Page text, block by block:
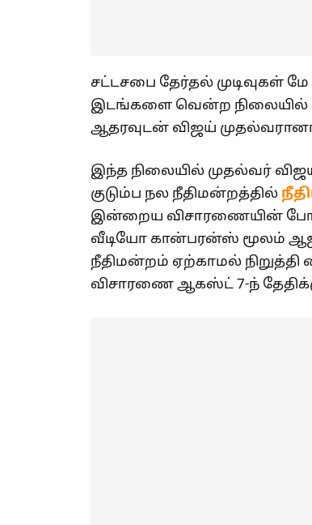
சட்டசபை தேர்தல் முடிவுகள்
இடங்களை வென்ற நிலையில்
ஆதரவுடன் விஜய்
இந்த நிலையில் முதல்வர்
குடும்ப நல நீதிமன்றத்தில்
இன்றைய விசாரணையின்
வீடியோ கான்பரன்ஸ் மூலம்
நீதிமன்றம் ஏற்காமல்
விசாரணை ஆகஸ்ட் 7-ந்